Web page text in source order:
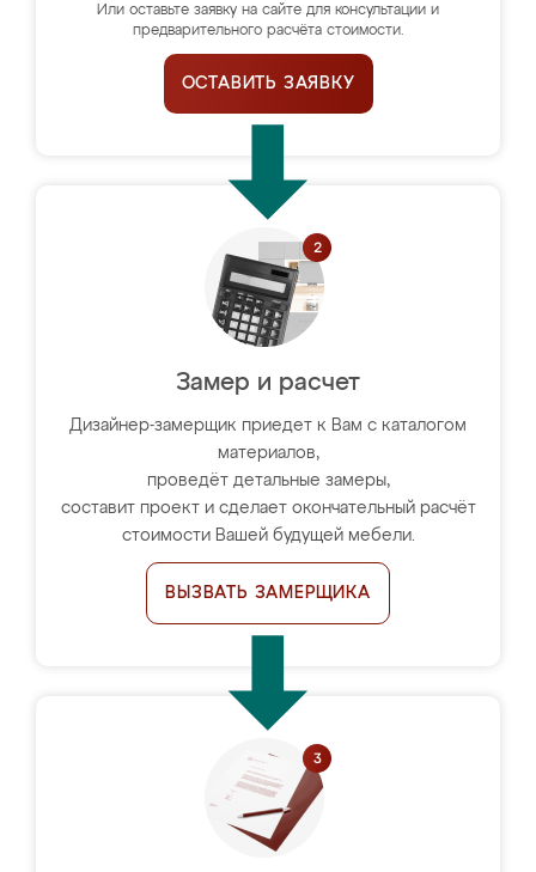
Или оставьте заявку на сайте для консультации и
предварительного расчёта стоимости.
ОСТАВИТЬ ЗАЯВКУ
Замер и расчет
Дизайнер-замерщик приедет к Вам с каталогом
материалов,
проведёт детальные замеры,
составит проект и сделает окончательный расчёт
стоимости Вашей будущей мебели.
ВЫЗВАТЬ ЗАМЕРЩИКА